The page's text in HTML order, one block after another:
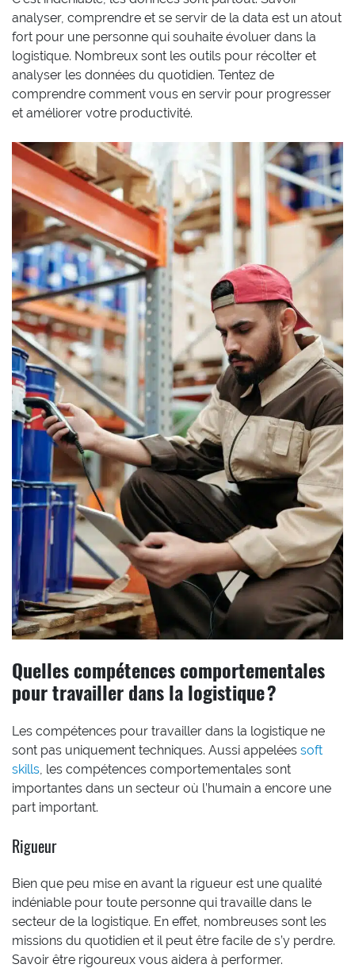
analyser, comprendre et se servir de la data est un atout
fort pour une personne qui souhaite évoluer dans la
logistique. Nombreux sont les outils pour récolter et
analyser les données du quotidien. Tentez de
comprendre comment vous en servir pour progresser
et améliorer votre productivité.
Quelles compétences comportementales
pour travailler dans la logistique ?
Les compétences pour travailler dans la logistique ne
sont pas uniquement techniques. Aussi appelées soft
skills, les compétences comportementales sont
importantes dans un secteur où l’humain a encore une
part important.
Rigueur
Bien que peu mise en avant la rigueur est une qualité
indéniable pour toute personne qui travaille dans le
secteur de la logistique. En effet, nombreuses sont les
missions du quotidien et il peut être facile de s’y perdre.
Savoir être rigoureux vous aidera à performer.